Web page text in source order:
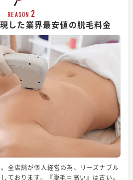
REASON 2
した業界最安値の脱毛料金
全店舗が個人経営の為、リーズナブル
ております。『脱毛＝高い』は古い。